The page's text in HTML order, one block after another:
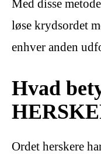
Med disse
løse krydsordet
enhver anden
Hvad
Ordet herskere